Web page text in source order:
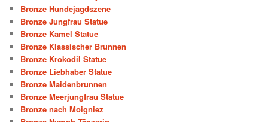
Bronze Hundejagdszene
Bronze Jungfrau Statue
Bronze Kamel Statue
Bronze Klassischer Brunnen
Bronze Krokodil Statue
Bronze Liebhaber Statue
Bronze Maidenbrunnen
Bronze Meerjungfrau Statue
Bronze nach Moigniez